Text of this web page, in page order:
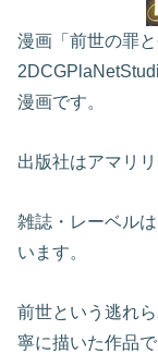
漫画「前世の罪
漫画です。
出版社はアマリ
雑誌・レーベル
います。
前世という逃れ
寧に描いた作品